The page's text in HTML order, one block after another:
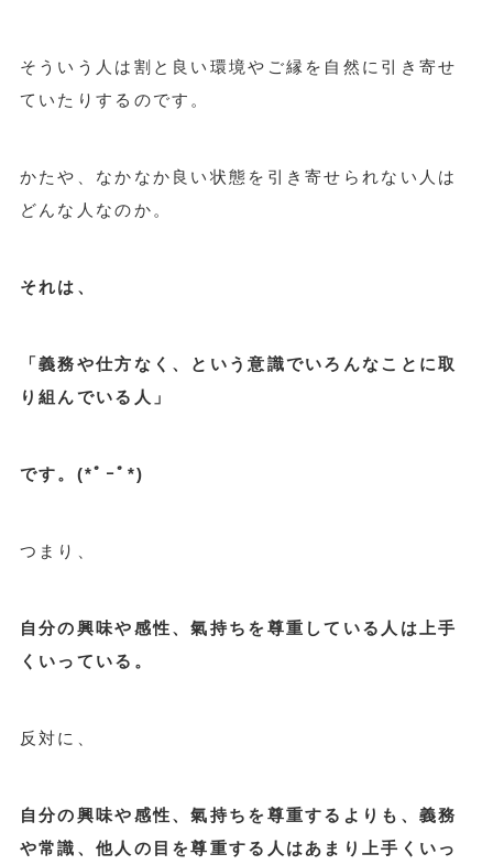
そういう人は割と良い環境やご縁を自然に引き寄せ
ていたりするのです。
かたや、なかなか良い状態を引き寄せられない人は
どんな人なのか。
それは、
「義務や仕方なく、という意識でいろんなことに取
り組んでいる人」
です。(*ﾟｰﾟ*)
つまり、
自分の興味や感性、氣持ちを尊重している人は上手
くいっている。
反対に、
自分の興味や感性、氣持ちを尊重するよりも、義務
や常識、他人の目を尊重する人はあまり上手くいっ